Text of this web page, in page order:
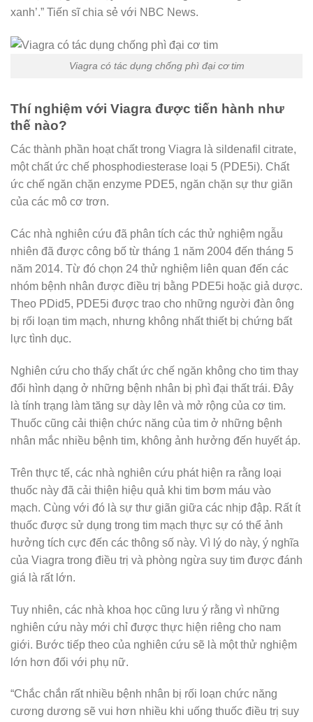
xanh’.” Tiến sĩ chia sẻ với NBC News.
Viagra có tác dụng chống phì đại cơ tim
Thí nghiệm với Viagra được tiến hành như
thế nào?
Các thành phần hoạt chất trong Viagra là sildenafil citrate,
một chất ức chế phosphodiesterase loại 5 (PDE5i). Chất
ức chế ngăn chặn enzyme PDE5, ngăn chặn sự thư giãn
của các mô cơ trơn.
Các nhà nghiên cứu đã phân tích các thử nghiệm ngẫu
nhiên đã được công bố từ tháng 1 năm 2004 đến tháng 5
năm 2014. Từ đó chọn 24 thử nghiệm liên quan đến các
nhóm bệnh nhân được điều trị bằng PDE5i hoặc giả dược.
Theo PDid5, PDE5i được trao cho những người đàn ông
bị rối loạn tim mạch, nhưng không nhất thiết bị chứng bất
lực tình dục.
Nghiên cứu cho thấy chất ức chế ngăn không cho tim thay
đổi hình dạng ở những bệnh nhân bị phì đại thất trái. Đây
là tính trạng làm tăng sự dày lên và mở rộng của cơ tim.
Thuốc cũng cải thiện chức năng của tim ở những bệnh
nhân mắc nhiều bệnh tim, không ảnh hưởng đến huyết áp.
Trên thực tế, các nhà nghiên cứu phát hiện ra rằng loại
thuốc này đã cải thiện hiệu quả khi tim bơm máu vào
mạch. Cùng với đó là sự thư giãn giữa các nhịp đập. Rất ít
thuốc được sử dụng trong tim mạch thực sự có thể ảnh
hưởng tích cực đến các thông số này. Vì lý do này, ý nghĩa
của Viagra trong điều trị và phòng ngừa suy tim được đánh
giá là rất lớn.
Tuy nhiên, các nhà khoa học cũng lưu ý rằng vì những
nghiên cứu này mới chỉ được thực hiện riêng cho nam
giới. Bước tiếp theo của nghiên cứu sẽ là một thử nghiệm
lớn hơn đối với phụ nữ.
“Chắc chắn rất nhiều bệnh nhân bị rối loạn chức năng
cương dương sẽ vui hơn nhiều khi uống thuốc điều trị suy